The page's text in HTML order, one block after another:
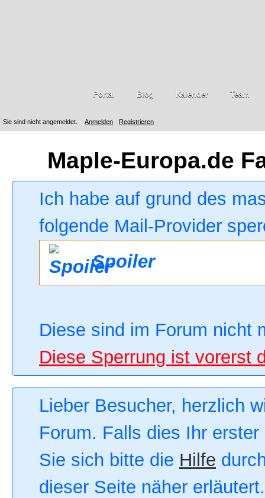
Sie sind nicht angemeldet. Anmelden Registrieren
Portal Blog Kalender Team
Maple-Europa.de
Ich habe auf grund des
folgende Mail-Provider
Spoiler
Diese sind im Forum nicht
Diese Sperrung ist vorerst
Lieber Besucher, herzlich
Forum. Falls dies Ihr
Sie sich bitte die Hilfe
dieser Seite näher